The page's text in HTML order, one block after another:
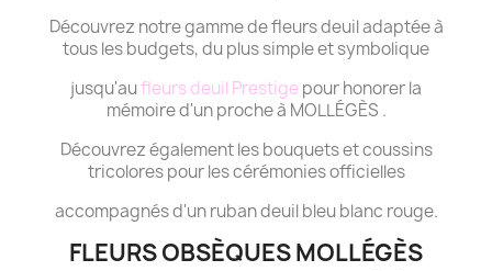
Découvrez notre gamme de fleurs deuil adaptée à
tous les budgets, du plus simple et symbolique
jusqu'aufleurs deuil Prestigepour honorer la
mémoire d'un proche à MOLLÉGÈS .
Découvrez également les bouquets et coussins
tricolores pour les cérémonies officielles
accompagnés d'un ruban deuil bleu blanc rouge.
FLEURS OBSÈQUES MOLLÉGÈS